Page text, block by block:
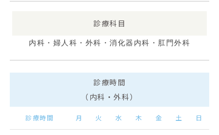
診療科目
内科・婦人科・外科・消化器内科・肛門外科
診療時間
（内科・外科）
診療時間 月 火 水 木 金 土 日